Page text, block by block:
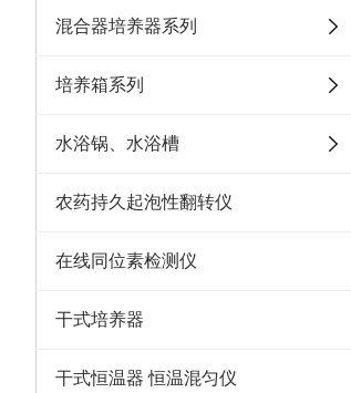
混合器培养器系列
培养箱系列
水浴锅、水浴槽
农药持久起泡性翻转仪
在线同位素检测仪
干式培养器
干式恒温器 恒温混匀仪